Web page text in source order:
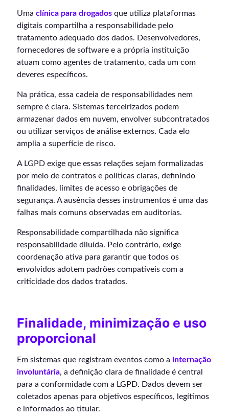
Uma clínica para drogados que utiliza plataformas
digitais compartilha a responsabilidade pelo
tratamento adequado dos dados. Desenvolvedores,
fornecedores de software e a própria instituição
atuam como agentes de tratamento, cada um com
deveres específicos.
Na prática, essa cadeia de responsabilidades nem
sempre é clara. Sistemas terceirizados podem
armazenar dados em nuvem, envolver subcontratados
ou utilizar serviços de análise externos. Cada elo
amplia a superfície de risco.
A LGPD exige que essas relações sejam formalizadas
por meio de contratos e políticas claras, definindo
finalidades, limites de acesso e obrigações de
segurança. A ausência desses instrumentos é uma das
falhas mais comuns observadas em auditorias.
Responsabilidade compartilhada não significa
responsabilidade diluída. Pelo contrário, exige
coordenação ativa para garantir que todos os
envolvidos adotem padrões compatíveis com a
criticidade dos dados tratados.
Finalidade, minimização e uso
proporcional
Em sistemas que registram eventos como a internação
involuntária, a definição clara de finalidade é central
para a conformidade com a LGPD. Dados devem ser
coletados apenas para objetivos específicos, legítimos
e informados ao titular.